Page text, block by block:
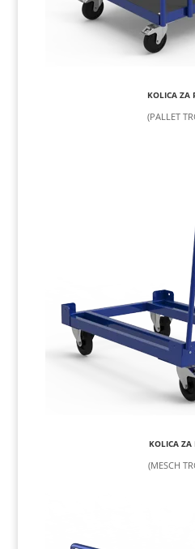
KOLICA ZA
(PALLET
KOLICA ZA
(MESCH